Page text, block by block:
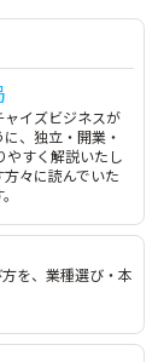
イズビジネスが
、独立・開業・
やすく解説いたし
々に読んでいた
を、業種選び・本